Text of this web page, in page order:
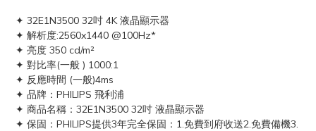
✦ 32E1N3500 32吋 4K 液晶顯示器
✦ 解析度:2560x1440 @100Hz*
✦ 亮度 350 cd/m²
✦ 對比率(一般 ) 1000:1
✦ 反應時間 (一般)4ms
✦ 品牌：PHILIPS 飛利浦
✦ 商品名稱：32E1N3500 32吋 液晶顯示器
✦ 保固：PHILIPS提供3年完全保固：1.免費到府收送2.免費備機3.